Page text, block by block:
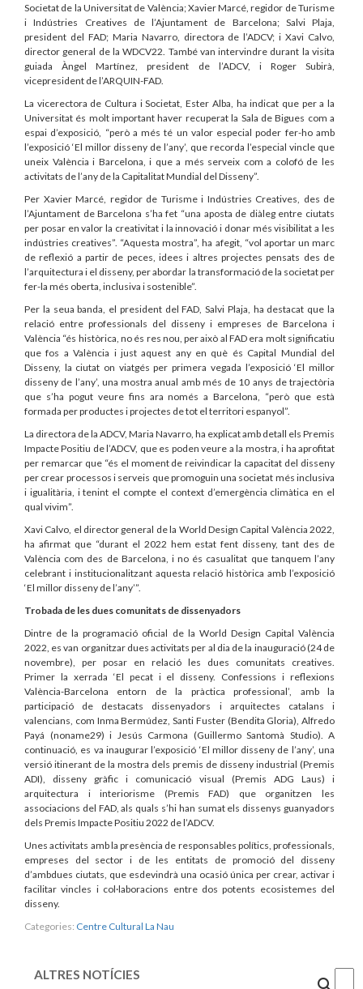
Societat de la Universitat de València; Xavier Marcé, regidor de Turisme
i Indústries Creatives de l’Ajuntament de Barcelona; Salvi Plaja,
president del FAD; Maria Navarro, directora de l’ADCV; i Xavi Calvo,
director general de la WDCV22. També van intervindre durant la visita
guiada Àngel Martínez, president de l’ADCV, i Roger Subirà,
vicepresident de l’ARQUIN-FAD.
La vicerectora de Cultura i Societat, Ester Alba, ha indicat que per a la
Universitat és molt important haver recuperat la Sala de Bigues com a
espai d’exposició, “però a més té un valor especial poder fer-ho amb
l’exposició ‘El millor disseny de l’any’, que recorda l’especial vincle que
uneix València i Barcelona, i que a més serveix com a colofó de les
activitats de l’any de la Capitalitat Mundial del Disseny”.
Per Xavier Marcé, regidor de Turisme i Indústries Creatives, des de
l’Ajuntament de Barcelona s’ha fet “una aposta de diàleg entre ciutats
per posar en valor la creativitat i la innovació i donar més visibilitat a les
indústries creatives”. “Aquesta mostra”, ha afegit, “vol aportar un marc
de reflexió a partir de peces, idees i altres projectes pensats des de
l’arquitectura i el disseny, per abordar la transformació de la societat per
fer-la més oberta, inclusiva i sostenible”.
Per la seua banda, el president del FAD, Salvi Plaja, ha destacat que la
relació entre professionals del disseny i empreses de Barcelona i
València “és històrica, no és res nou, per això al FAD era molt significatiu
que fos a València i just aquest any en què és Capital Mundial del
Disseny, la ciutat on viatgés per primera vegada l’exposició ‘El millor
disseny de l’any’, una mostra anual amb més de 10 anys de trajectòria
que s’ha pogut veure fins ara només a Barcelona, “però que està
formada per productes i projectes de tot el territori espanyol”.
La directora de la ADCV, Maria Navarro, ha explicat amb detall els Premis
Impacte Positiu de l’ADCV, que es poden veure a la mostra, i ha aprofitat
per remarcar que “és el moment de reivindicar la capacitat del disseny
per crear processos i serveis que promoguin una societat més inclusiva
i igualitària, i tenint el compte el context d’emergència climàtica en el
qual vivim”.
Xavi Calvo, el director general de la World Design Capital València 2022,
ha afirmat que “durant el 2022 hem estat fent disseny, tant des de
València com des de Barcelona, i no és casualitat que tanquem l’any
celebrant i institucionalitzant aquesta relació històrica amb l’exposició
‘El millor disseny de l’any’”.
Trobada de les dues comunitats de dissenyadors
Dintre de la programació oficial de la World Design Capital València
2022, es van organitzar dues activitats per al dia de la inauguració (24 de
novembre), per posar en relació les dues comunitats creatives.
Primer la xerrada ‘El pecat i el disseny. Confessions i reflexions
València-Barcelona entorn de la pràctica professional’, amb la
participació de destacats dissenyadors i arquitectes catalans i
valencians, com Inma Bermúdez, Santi Fuster (Bendita Gloria), Alfredo
Payá (noname29) i Jesús Carmona (Guillermo Santomà Studio). A
continuació, es va inaugurar l’exposició ‘El millor disseny de l’any’, una
versió itinerant de la mostra dels premis de disseny industrial (Premis
ADI), disseny gràfic i comunicació visual (Premis ADG Laus) i
arquitectura i interiorisme (Premis FAD) que organitzen les
associacions del FAD, als quals s’hi han sumat els dissenys guanyadors
dels Premis Impacte Positiu 2022 de l’ADCV.
Unes activitats amb la presència de responsables polítics, professionals,
empreses del sector i de les entitats de promoció del disseny
d’ambdues ciutats, que esdevindrà una ocasió única per crear, activar i
facilitar vincles i col·laboracions entre dos potents ecosistemes del
disseny.
Categories: Centre Cultural La Nau
ALTRES NOTÍCIES